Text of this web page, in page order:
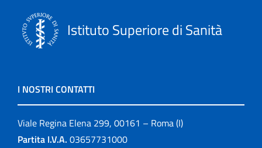
Istituto Superiore di Sanità
I NOSTRI CONTATTI
Viale Regina Elena 299, 00161 – Roma (I)
Partita I.V.A. 03657731000